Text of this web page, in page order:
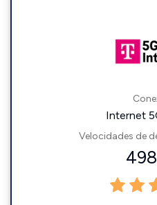
Internet
Velocidades de
498